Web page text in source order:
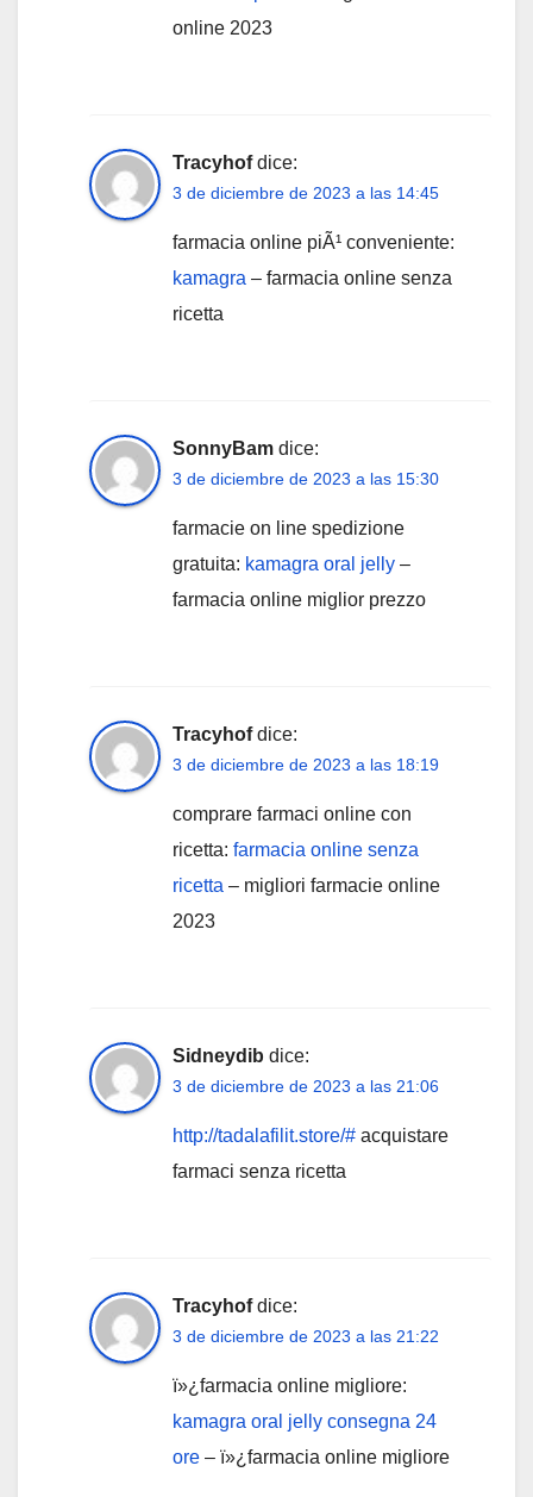
online 2023
Tracyhof dice:
3 de diciembre de 2023 a las 14:45
farmacia online piÃ¹ conveniente:
kamagra – farmacia online senza
ricetta
SonnyBam dice:
3 de diciembre de 2023 a las 15:30
farmacie on line spedizione
gratuita: kamagra oral jelly –
farmacia online miglior prezzo
Tracyhof dice:
3 de diciembre de 2023 a las 18:19
comprare farmaci online con
ricetta: farmacia online senza
ricetta – migliori farmacie online
2023
Sidneydib dice:
3 de diciembre de 2023 a las 21:06
http://tadalafilit.store/# acquistare
farmaci senza ricetta
Tracyhof dice:
3 de diciembre de 2023 a las 21:22
ï»¿farmacia online migliore:
kamagra oral jelly consegna 24
ore – ï»¿farmacia online migliore